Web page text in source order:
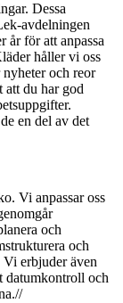
Dessa
avdelningen
år för att anpassa
håller vi oss
nyheter och reor
att du har god
en del av det
Vi anpassar oss
och
och
erbjuder även
datumkontroll och